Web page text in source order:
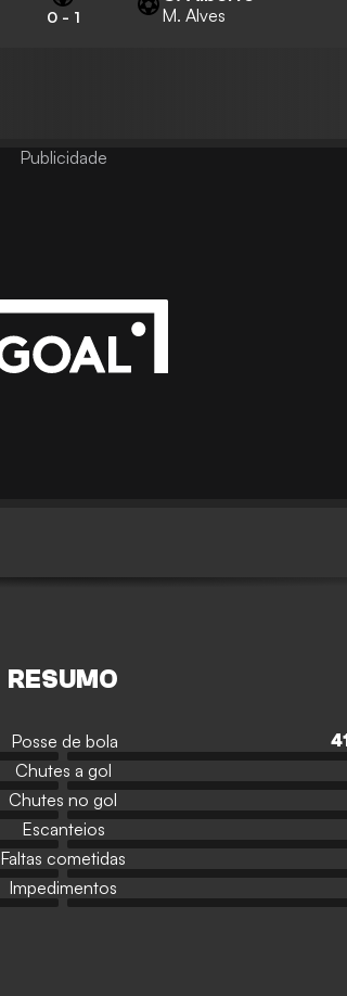
0- 1 M. Alves
RESUMO
Posse de bola 41
Chutes a gol
Chutes no gol
Escanteios
Faltas cometidas
Impedimentos
Publicidade